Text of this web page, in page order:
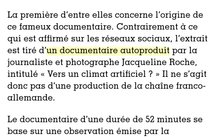
La première d’entre elles concerne l’origine de
ce fameux documentaire. Contrairement à ce
qui est affirmé sur les réseaux sociaux, l’extrait
est tiré d’un documentaire autoproduit par la
journaliste et photographe Jacqueline Roche,
intitulé « Vers un climat artificiel ? » Il ne s’agit
donc pas d’une production de la chaîne franco-
allemande.
Le documentaire d’une durée de 52 minutes se
base sur une observation émise par la